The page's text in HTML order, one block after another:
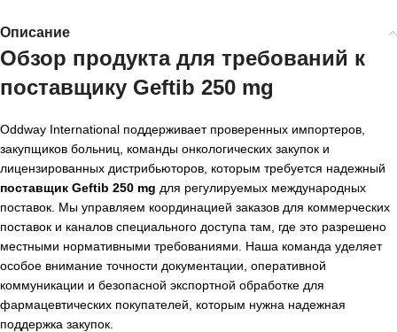
Описание
Обзор продукта для требований к
поставщику Geftib 250 mg
Oddway International поддерживает проверенных импортеров,
закупщиков больниц, команды онкологических закупок и
лицензированных дистрибьюторов, которым требуется надежный
поставщик Geftib 250 mg для регулируемых международных
поставок. Мы управляем координацией заказов для коммерческих
поставок и каналов специального доступа там, где это разрешено
местными нормативными требованиями. Наша команда уделяет
особое внимание точности документации, оперативной
коммуникации и безопасной экспортной обработке для
фармацевтических покупателей, которым нужна надежная
поддержка закупок.